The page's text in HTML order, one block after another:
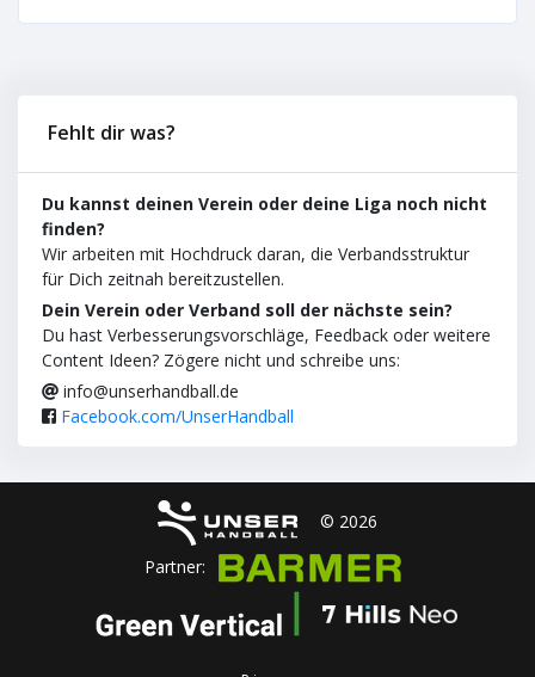
Fehlt dir was?
Du kannst deinen Verein oder deine Liga noch nicht
finden?
Wir arbeiten mit Hochdruck daran, die Verbandsstruktur
für Dich zeitnah bereitzustellen.
Dein Verein oder Verband soll der nächste sein?
Du hast Verbesserungsvorschläge, Feedback oder weitere
Content Ideen? Zögere nicht und schreibe uns:
info@unserhandball.de
Facebook.com/UnserHandball
© 2026
Partner: